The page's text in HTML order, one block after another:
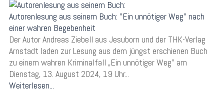
Autorenlesung aus seinem Buch: "Ein unnötiger Weg" nach
einer wahren Begebenheit
Der Autor Andreas Ziebell aus Jesuborn und der THK-Verlag
Arnstadt laden zur Lesung aus dem jüngst erschienen Buch
zu einem wahren Kriminalfall „Ein unnötiger Weg" am
Dienstag, 13. August 2024, 19 Uhr...
Weiterlesen...